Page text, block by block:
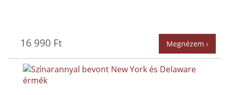
16 990 Ft Megnézem ›